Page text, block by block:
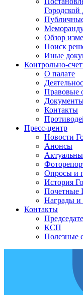
Обзор
Поиск
Иные
Контрольно-
О палате
Правовые
Контакты
Пресс-центр
Новости
Анонсы
Опросы и
История
Почетные
Награды и
Контакты
КСП
Полезные